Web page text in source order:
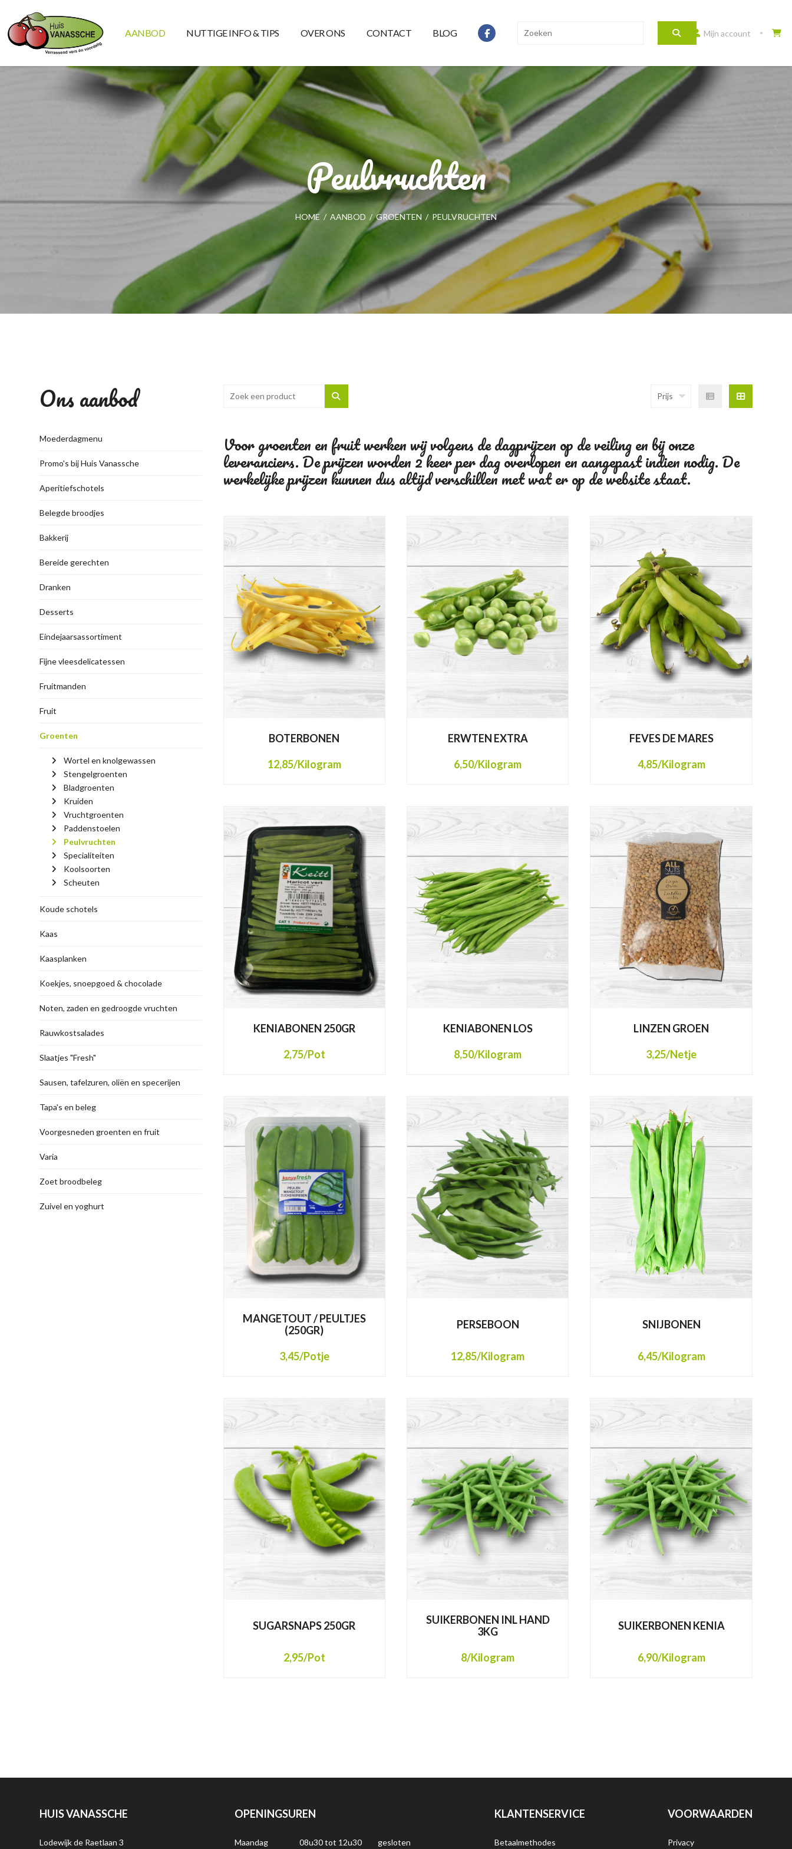
AANBOD NUTTIGE INFO & TIPS OVER ONS CONTACT BLOG Mijn account
Peulvruchten
HOME / AANBOD / GROENTEN / PEULVRUCHTEN
Ons aanbod
Moederdagmenu
Promo's bij Huis Vanassche
Aperitiefschotels
Belegde broodjes
Bakkerij
Bereide gerechten
Dranken
Desserts
Eindejaarsassortiment
Fijne vleesdelicatessen
Fruitmanden
Fruit
Groenten
Wortel en knolgewassen
Stengelgroenten
Bladgroenten
Kruiden
Vruchtgroenten
Paddenstoelen
Peulvruchten
Specialiteiten
Koolsoorten
Scheuten
Koude schotels
Kaas
Kaasplanken
Koekjes, snoepgoed & chocolade
Noten, zaden en gedroogde vruchten
Rauwkostsalades
Slaatjes "Fresh"
Sausen, tafelzuren, oliën en specerijen
Tapa's en beleg
Voorgesneden groenten en fruit
Varia
Zoet broodbeleg
Zuivel en yoghurt
Prijs
Voor groenten en fruit werken wij volgens de dagprijzen op de veiling en bij onze
leveranciers. De prijzen worden 2 keer per dag overlopen en aangepast indien nodig. De
werkelijke prijzen kunnen dus altijd verschillen met wat er op de website staat.
BOTERBONEN
12,85/Kilogram
ERWTEN EXTRA
6,50/Kilogram
FEVES DE MARES
4,85/Kilogram
KENIABONEN 250GR
2,75/Pot
KENIABONEN LOS
8,50/Kilogram
LINZEN GROEN
3,25/Netje
MANGETOUT / PEULTJES
(250GR)
3,45/Potje
PERSEBOON
12,85/Kilogram
SNIJBONEN
6,45/Kilogram
SUGARSNAPS 250GR
2,95/Pot
SUIKERBONEN INL HAND
3KG
8/Kilogram
SUIKERBONEN KENIA
6,90/Kilogram
HUIS VANASSCHE
Lodewijk de Raetlaan 3
OPENINGSUREN
Maandag 08u30 tot 12u30 gesloten
KLANTENSERVICE
Betaalmethodes
VOORWAARDEN
Privacy